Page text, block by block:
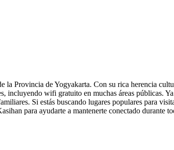
la Provincia de Yogyakarta. Con su rica herencia
incluyendo wifi gratuito en muchas áreas públicas.
Si estás buscando lugares populares para
para ayudarte a mantenerte conectado durante